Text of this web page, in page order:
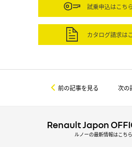
試乗申込はこち
カタログ請求は
前の記事を見る 次の
Renault Japon
ルノーの最新情報はこち